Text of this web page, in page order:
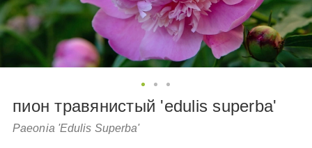
пион травянистый 'edulis superba'
Paeonia 'Edulis Superba'